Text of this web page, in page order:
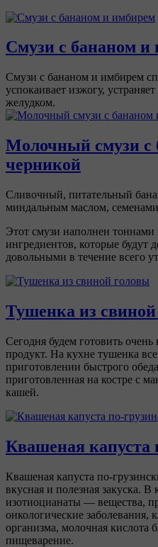
Смузи с бананом и
Смузи с бананом и имбирем
успокаивает изжогу,
желудком.
Молочный смузи с
черникой
Сливочный, питательный
миндальным маслом,
Этот смузи наполнен
ингредиентов, которые будут
довольными в течение всего
Тушенка из
Сегодня будем готовить
продукт. На кухне тушенка
приготовлении быстрого
приготовленная на костре с
кашей.
Квашеная капуста
Квашеная капуста по-
вкусная и полезная закуска.
изотиоцианаты — вещества,
онкологические заболевания,
организма, молочная кислота
пищеварение.